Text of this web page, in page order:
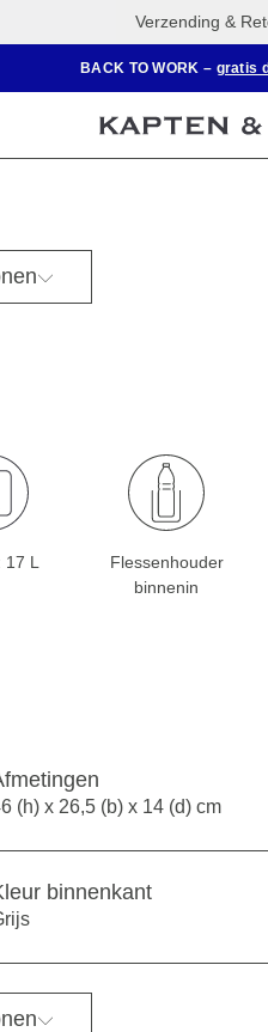
Verzending &
BACK TO WORK – gratis
L
Flessenhouder
binnenin
(h) x 26,5 (b) x 14 (d) cm
binnenkant